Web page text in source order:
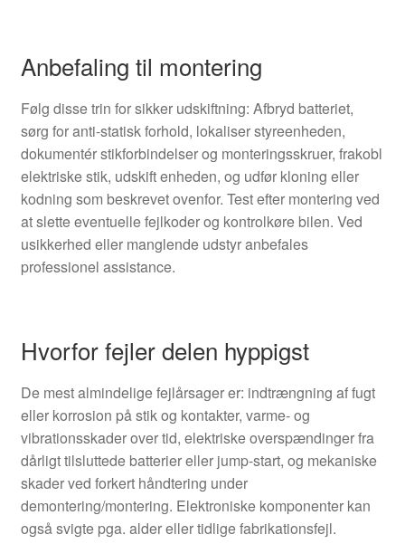
Anbefaling til montering
Følg disse trin for sikker udskiftning: Afbryd batteriet,
sørg for anti-statisk forhold, lokaliser styreenheden,
dokumentér stikforbindelser og monteringsskruer, frakobl
elektriske stik, udskift enheden, og udfør kloning eller
kodning som beskrevet ovenfor. Test efter montering ved
at slette eventuelle fejlkoder og kontrolkøre bilen. Ved
usikkerhed eller manglende udstyr anbefales
professionel assistance.
Hvorfor fejler delen hyppigst
De mest almindelige fejlårsager er: indtrængning af fugt
eller korrosion på stik og kontakter, varme- og
vibrationsskader over tid, elektriske overspændinger fra
dårligt tilsluttede batterier eller jump-start, og mekaniske
skader ved forkert håndtering under
demontering/montering. Elektroniske komponenter kan
også svigte pga. alder eller tidlige fabrikationsfejl.